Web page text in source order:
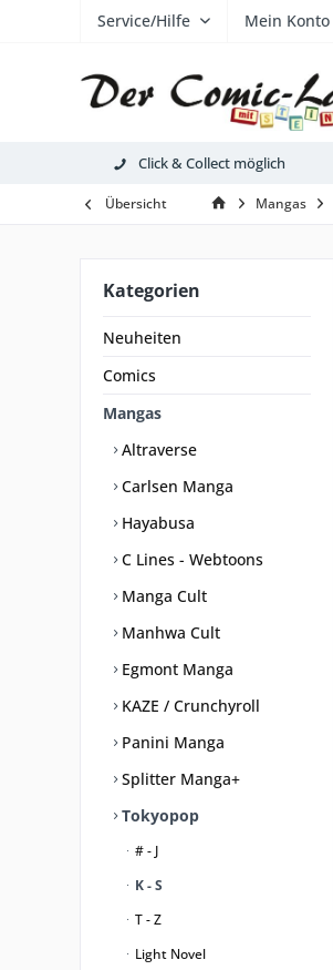
Service/Hilfe Mein Konto
Click & Collect möglich
Übersicht Mangas
Kategorien
Neuheiten
Comics
Mangas
Altraverse
Carlsen Manga
Hayabusa
C Lines - Webtoons
Manga Cult
Manhwa Cult
Egmont Manga
KAZE / Crunchyroll
Panini Manga
Splitter Manga+
Tokyopop
# - J
K - S
T - Z
Light Novel